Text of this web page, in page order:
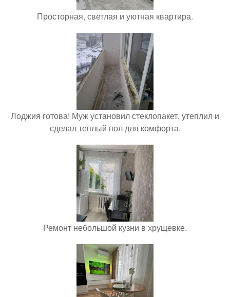
Просторная, светлая и уютная квартира.
Лоджия готова! Муж установил стеклопакет, утеплил и
сделал теплый пол для комфорта.
Ремонт небольшой кузни в хрущевке.